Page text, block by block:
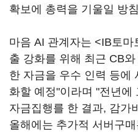
확보에 총력을 기울일 방
마음 AI 관계자는 <IB토마
출 강화를 위해 최근 CB
한 자금을 우수 인력 등에
화할 예정"이라며 "전년에
자금집행를 한 결과, 감가
올해에는 추가적 서버구